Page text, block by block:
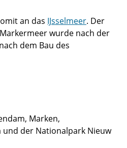
an das IJsselmeer. Der
wurde nach der
dem Bau des
Marken,
und der Nationalpark Nieuw